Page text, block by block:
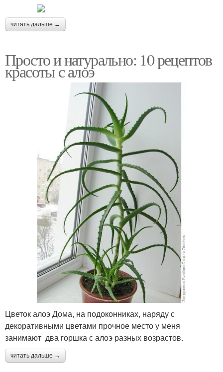
читать дальше →
Просто и натурально: 10 рецептов
красоты с алоэ
Цветок алоэ Дома, на подоконниках, наряду с
декоративными цветами прочное место у меня
занимают два горшка с алоэ разных возрастов.
читать дальше →